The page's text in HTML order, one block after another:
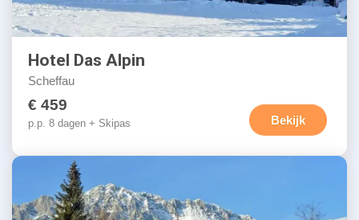
Hotel Das Alpin
Scheffau
€ 459
p.p. 8 dagen + Skipas Bekijk